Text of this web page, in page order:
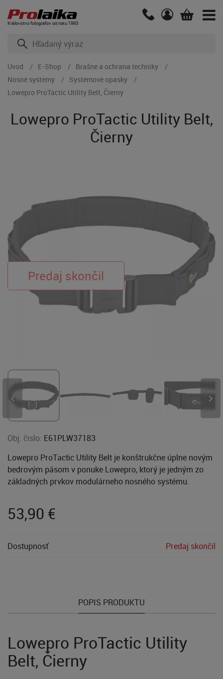
Kráľovstvo fotografov od roku 1993
Úvod E-Shop
Brašne a ochrana techniky
Nosné systémy
Systémové opasky
Lowepro ProTactic Utility Belt, Čierny
Lowepro ProTactic Utility Belt,
Čierny
Obj. čislo: E61PLW37183
Lowepro ProTactic Utility Belt je konštrukčne úplne novým
bedrovým pásom v ponuke Lowepro, ktorý je jedným zo
základných prvkov modulárneho nosného systému.
53,90 €
Dostupnosť Predaj skončil
POPIS PRODUKTU
Lowepro ProTactic Utility
Belt, Čierny